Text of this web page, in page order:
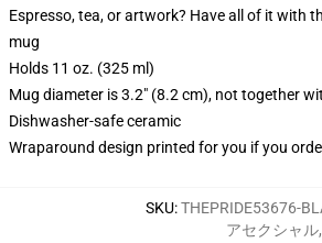
Espresso, tea, or artwork? Have all of it with
mug
Holds 11 oz. (325 ml)
Mug diameter is 3.2" (8.2 cm), not together
Dishwasher-safe ceramic
Wraparound design printed for you if you
SKU:THEPRIDE53676-
アセクシャル,